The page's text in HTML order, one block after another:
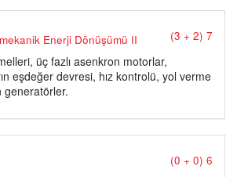
Enerji Dönüşümü II (3 + 2) 7
üç fazlı asenkron motorlar,
eşdeğer devresi, hız kontrolü, yol verme
generatörler.
(0 + 0) 6